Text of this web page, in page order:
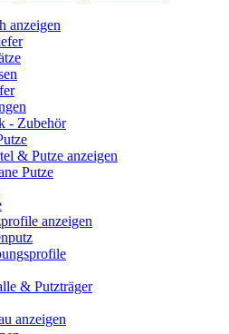
anzeigen
- Zubehör
& Putze anzeigen
Putze
anzeigen
& Putzträger
anzeigen